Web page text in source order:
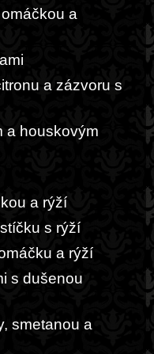
a
a zázvoru s
a houskovým
a rýží
s rýží
a rýží
s dušenou
smetanou a